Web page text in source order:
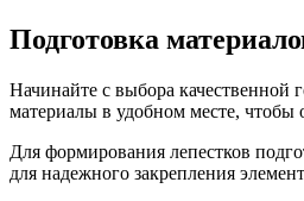
Подготовка
Начинайте с выбора качественной
материалы в удобном месте,
Для формирования лепестков
для надежного закрепления